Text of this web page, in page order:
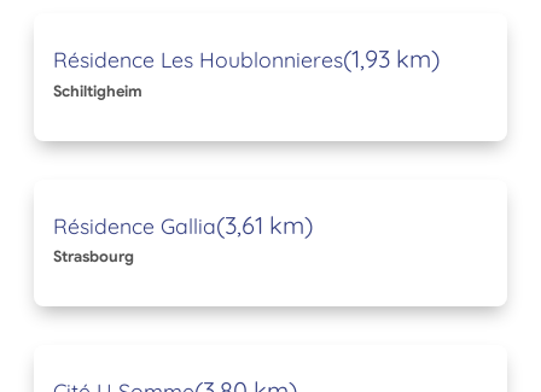
Résidence Les Houblonnieres(1,93 km)
Schiltigheim
Résidence Gallia(3,61 km)
Strasbourg